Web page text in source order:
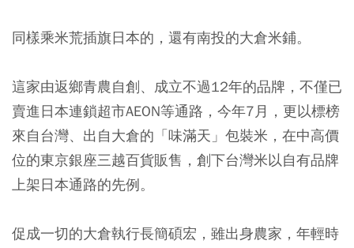
同樣乘米荒插旗日本的，還有南投的大倉米鋪。
這家由返鄉青農自創、成立不過12年的品牌，不僅已
賣進日本連鎖超市AEON等通路，今年7月，更以標榜
來自台灣、出自大倉的「味滿天」包裝米，在中高價
位的東京銀座三越百貨販售，創下台灣米以自有品牌
上架日本通路的先例。
促成一切的大倉執行長簡碩宏，雖出身農家，年輕時